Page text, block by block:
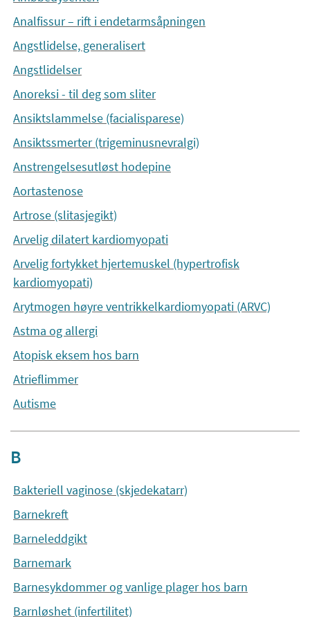
Analfissur – rift i endetarmsåpningen
Angstlidelse, generalisert
Angstlidelser
Anoreksi - til deg som sliter
Ansiktslammelse (facialisparese)
Ansiktssmerter (trigeminusnevralgi)
Anstrengelsesutløst hodepine
Aortastenose
Artrose (slitasjegikt)
Arvelig dilatert kardiomyopati
Arvelig fortykket hjertemuskel (hypertrofisk
kardiomyopati)
Arytmogen høyre ventrikkelkardiomyopati (ARVC)
Astma og allergi
Atopisk eksem hos barn
Atrieflimmer
Autisme
B
Bakteriell vaginose (skjedekatarr)
Barnekreft
Barneleddgikt
Barnemark
Barnesykdommer og vanlige plager hos barn
Barnløshet (infertilitet)